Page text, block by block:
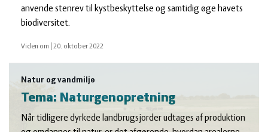
anvende stenrev til kystbeskyttelse og samtidig øge havets
biodiversitet.
Viden om 20. oktober 2022
Natur og vandmiljø
Tema: Naturgenopretning
Når tidligere dyrkede landbrugsjorder udtages af produktion